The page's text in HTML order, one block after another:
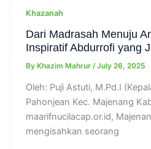
Khazanah
Dari Madrasah Menuju
Inspiratif Abdurrofi yang
By Khazim Mahrur /July 26, 2025
Oleh: Puji Astuti, M.Pd.I
Pahonjean Kec. Majenang
maarifnucilacap.or.id,
mengisahkan seorang